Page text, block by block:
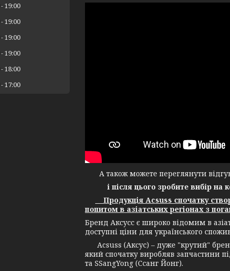
А також можете переглянути
і після цього зробите вибір на
Продукція Acsuss спочатку
попитом в азіатських регіонах з
Бренд Аксусс є широко відомим в
доступні ціни для українського
Acsuss (Аксус) – дуже "крутий"
який спочатку виробляв запчастини
та SSangYong (Ссанг Йонг).
19:00
19:00
19:00
19:00
18:00
17:00